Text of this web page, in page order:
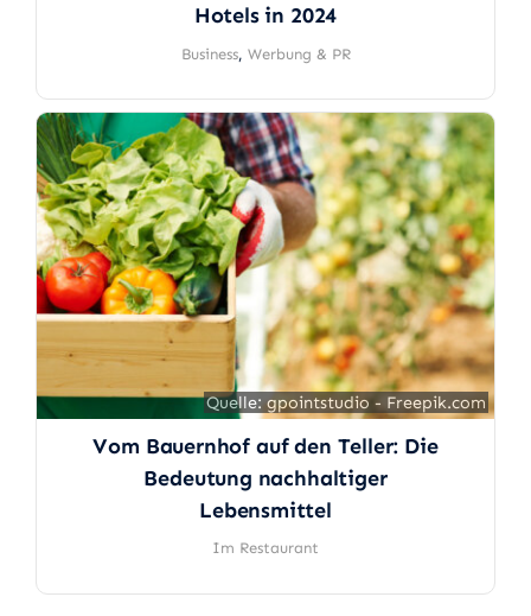
Hotels in 2024
Business, Werbung & PR
Quelle: gpointstudio - Freepik.com
Vom Bauernhof auf den Teller: Die
Bedeutung nachhaltiger
Lebensmittel
Im Restaurant